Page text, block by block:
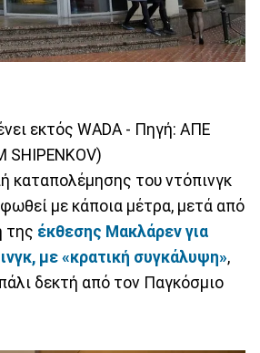
εκτός WADA - Πηγή: ΑΠΕ
SHIPENKOV)
καταπολέμησης του ντόπινγκ
με κάποια μέτρα, μετά από
της έκθεσης Μακλάρεν για
με «κρατική συγκάλυψη»,
δεκτή από τον Παγκόσμιο